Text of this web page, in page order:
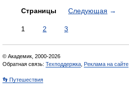
Страницы Следующая →
1 2 3
© Академик, 2000-2026
Обратная связь: Техподдержка Реклама на сайте
👣 Путешествия